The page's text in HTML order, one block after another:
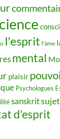
l'esprit l'âme
mental
plaisir
Psychologues
sanskritsujet
d'esprit